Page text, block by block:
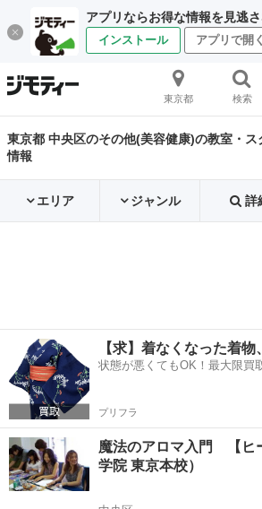
アプリならお得な情報を見逃さ
インストール アプリで開く
東京都 検索
東京都 中央区のその他(美容健康)の教室・ス
情報
エリア ジャンル 詳
【求】着なくなった着
状態が悪くてもOK！最大限買
プリフラ
魔法のアロマ入門 【ヒ
学院 東京本校）